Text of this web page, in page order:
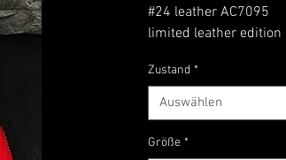
#24 leather AC7095
limited leather edition
brand new
Zustand *
Auswählen
Größe *